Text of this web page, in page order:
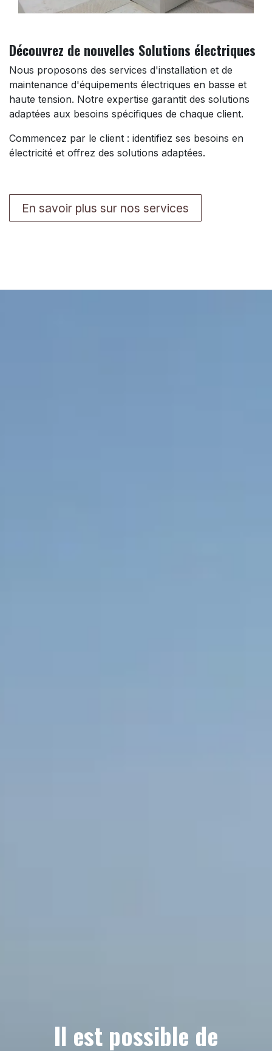
Découvrez de nouvelles Solutions électriques
Nous proposons des services d'installation et de
maintenance d'équipements électriques en basse et
haute tension. Notre expertise garantit des solutions
adaptées aux besoins spécifiques de chaque client.
Commencez par le client : identifiez ses besoins en
électricité et offrez des solutions adaptées.
En savoir plus sur nos services
Il est possible de